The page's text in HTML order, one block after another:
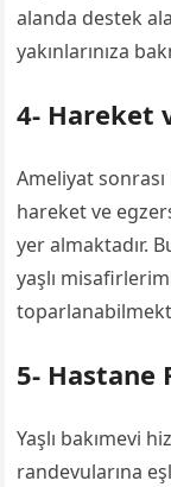
alanda destek
yakınlarınıza
4- Hareket
Ameliyat
hareket ve
yer almaktadır.
yaşlı
5- Hastane
Yaşlı bakımevi
randevularına